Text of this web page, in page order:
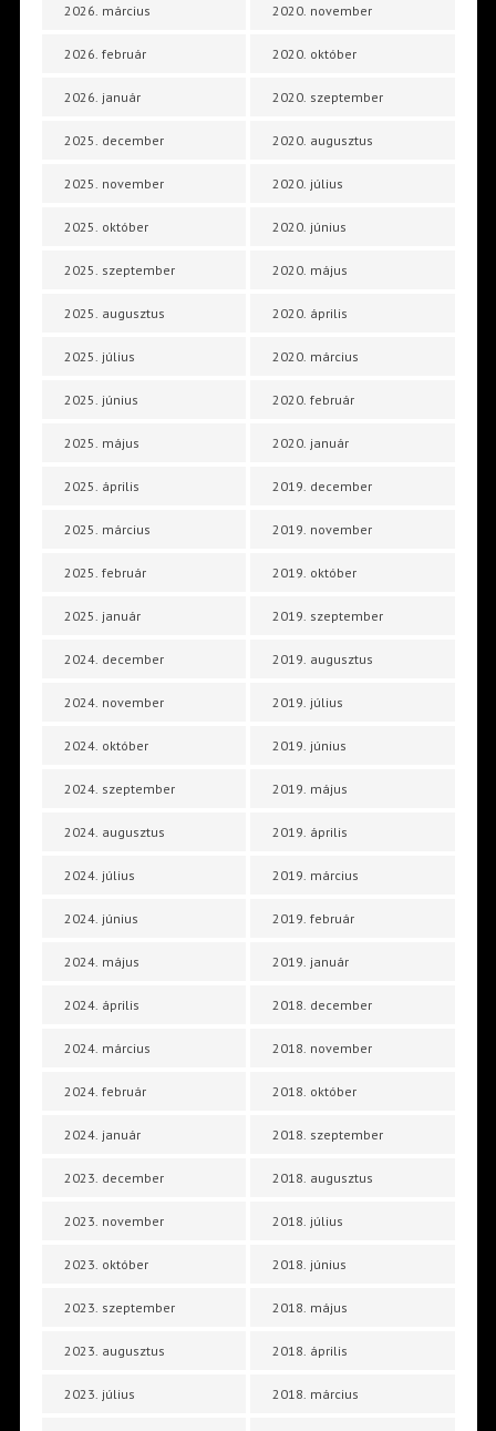
2026. március
2026. február
2026. január
2025. december
2025. november
2025. október
2025. szeptember
2025. augusztus
2025. július
2025. június
2025. május
2025. április
2025. március
2025. február
2025. január
2024. december
2024. november
2024. október
2024. szeptember
2024. augusztus
2024. július
2024. június
2024. május
2024. április
2024. március
2024. február
2024. január
2023. december
2023. november
2023. október
2023. szeptember
2023. augusztus
2023. július
2020. november
2020. október
2020. szeptember
2020. augusztus
2020. július
2020. június
2020. május
2020. április
2020. március
2020. február
2020. január
2019. december
2019. november
2019. október
2019. szeptember
2019. augusztus
2019. július
2019. június
2019. május
2019. április
2019. március
2019. február
2019. január
2018. december
2018. november
2018. október
2018. szeptember
2018. augusztus
2018. július
2018. június
2018. május
2018. április
2018. március